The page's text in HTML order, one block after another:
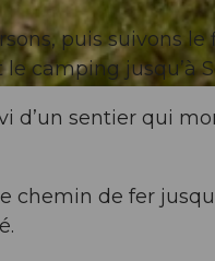
puis suivons le
camping jusqu’à
d’un sentier qui
chemin de fer